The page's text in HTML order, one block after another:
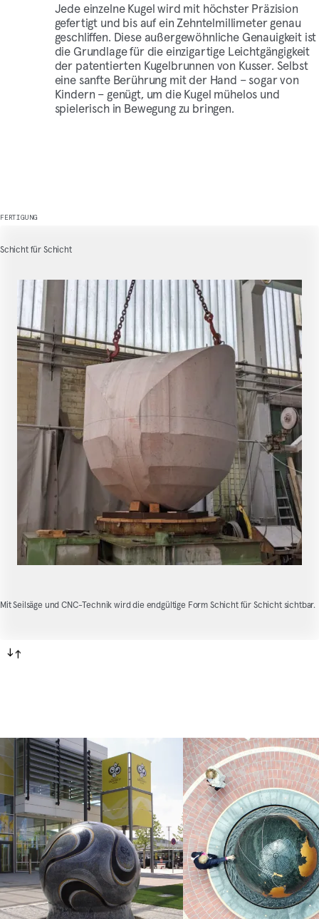
Jede einzelne Kugel wird mit höchster Präzision
gefertigt und bis auf ein Zehntelmillimeter genau
geschliffen. Diese außergewöhnliche Genauigkeit ist
die Grundlage für die einzigartige Leichtgängigkeit
der patentierten Kugelbrunnen von Kusser. Selbst
eine sanfte Berührung mit der Hand – sogar von
Kindern – genügt, um die Kugel mühelos und
spielerisch in Bewegung zu bringen.
FERTIGUNG
Schicht für Schicht
Mit Seilsäge und CNC-Technik wird die endgültige Form Schicht für Schicht sichtbar.
<--
-->